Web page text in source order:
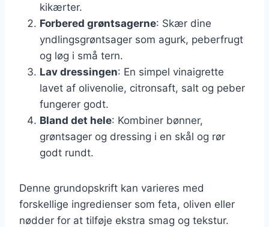
kikærter.
Forbered grøntsagerne: Skær dine
yndlingsgrøntsager som agurk, peberfrugt
og løg i små tern.
Lav dressingen: En simpel vinaigrette
lavet af olivenolie, citronsaft, salt og peber
fungerer godt.
Bland det hele: Kombiner bønner,
grøntsager og dressing i en skål og rør
godt rundt.
Denne grundopskrift kan varieres med
forskellige ingredienser som feta, oliven eller
nødder for at tilføje ekstra smag og tekstur.